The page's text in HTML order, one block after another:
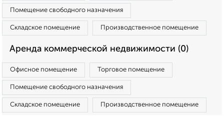
Помещение свободного назначения
Складское помещение Производственное помещение
Аренда коммерческой недвижимости (0)
Офисное помещение Торговое помещение
Помещение свободного назначения
Складское помещение Производственное помещение